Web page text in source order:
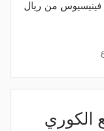
من ريال
الكوري